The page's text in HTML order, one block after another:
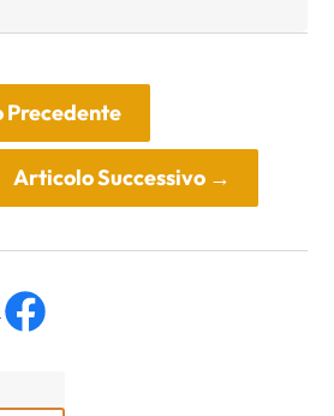
Articolo Successivo→